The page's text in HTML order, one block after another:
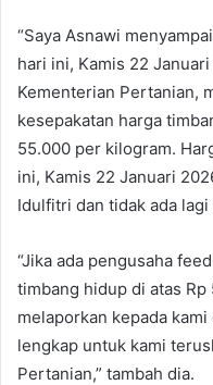
“Saya Asnawi
hari ini, Kamis 22
Kementerian Pertanian,
kesepakatan harga
55.000 per kilogram.
ini, Kamis 22 Januari
Idulfitri dan tidak ada
“Jika ada pengusaha
timbang hidup di atas
melaporkan kepada
lengkap untuk kami
Pertanian,” tambah dia.